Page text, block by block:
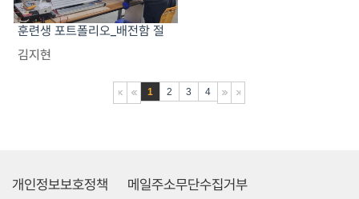
훈련생 포트폴리오_배전함 절
연저항 측정 실습
김지현
1 2 3 4
개인정보보호정책 메일주소무단수집거부